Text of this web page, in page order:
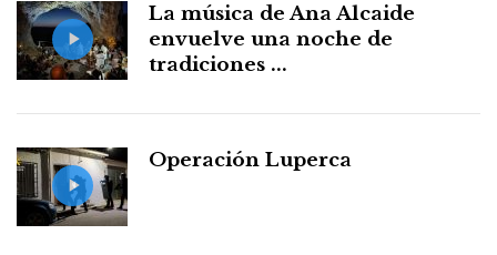
La música de Ana Alcaide
envuelve una noche de
tradiciones ...
Operación Luperca